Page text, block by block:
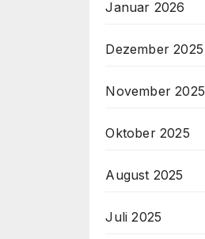
Januar 2026
Dezember 2025
November 2025
Oktober 2025
August 2025
Juli 2025